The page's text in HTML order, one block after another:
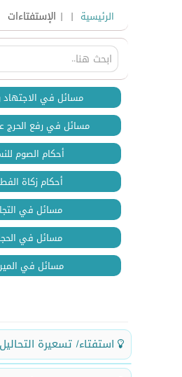
الرئيسية | | الإستفتاءات
مسائل في الاجتهاد
مسائل في رفع الحرج
أحكام الصوم
أحكام زكاة
مسائل في
مسائل في
مسائل في
استفتاء/ تسعيرة